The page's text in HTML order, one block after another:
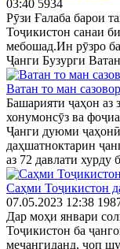
03:40 5934
Рӯзи Ғалаба барои
Тоҷикистон санаи
мебошад.Ин рӯзро
Ҷанги Бузурги
Ватан то ман
Башарияти ҷаҳон
хонумонсӯз ва
Ҷанги дуюми ҷаҳонӣ
даҳшатноктарин
аз 72 давлати хурду
Саҳми Тоҷикистон
07.05.2023 12:38
Дар моҳи январи
Тоҷикистон ба
меҷангиданд, чоп